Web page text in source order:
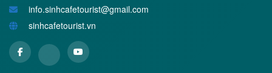
info.sinhcafetourist@gmail.com
sinhcafetourist.vn